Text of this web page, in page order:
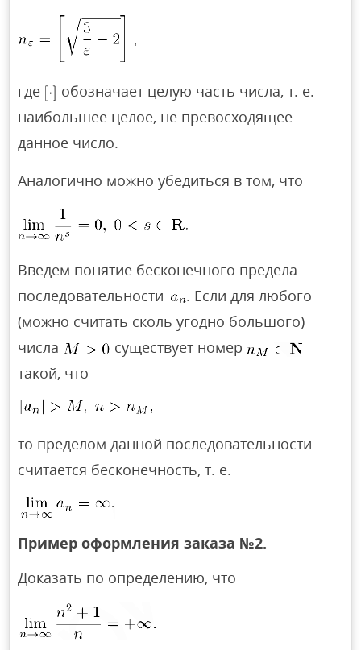
где
обозначает целую часть числа, т. е.
наибольшее целое, не превосходящее
данное число.
Аналогично можно убедиться в том, что
Введем понятие бесконечного предела
последовательности
. Если для любого
(можно считать сколь угодно большого)
числа
существует номер
такой, что
то пределом данной последовательности
считается бесконечность, т. е.
Пример оформления заказа №2.
Доказать по определению, что